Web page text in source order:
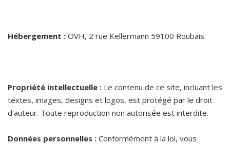
Hébergement : OVH, 2 rue Kellermann 59100 Roubais.
Propriété intellectuelle : Le contenu de ce site, incluant les
textes, images, designs et logos, est protégé par le droit
d'auteur. Toute reproduction non autorisée est interdite.
Données personnelles : Conformément à la loi, vous